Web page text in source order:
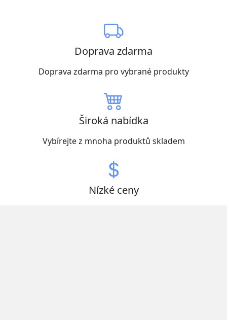
Doprava zdarma
Doprava zdarma pro vybrané produkty
Široká nabídka
Vybírejte z mnoha produktů skladem
Nízké ceny